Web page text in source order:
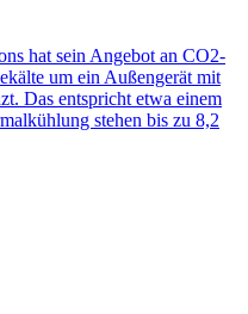
hat sein Angebot an CO2-
um ein Außengerät mit
Das entspricht etwa einem
stehen bis zu 8,2